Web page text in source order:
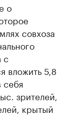
о
совхоза
с
вложить 5,8
себя
зрителей,
крытый